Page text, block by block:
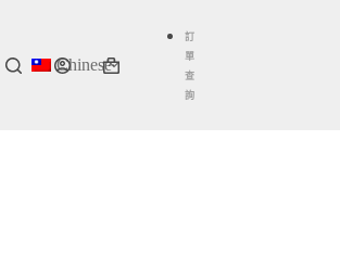
Chinese
購
訂
單
查
詢